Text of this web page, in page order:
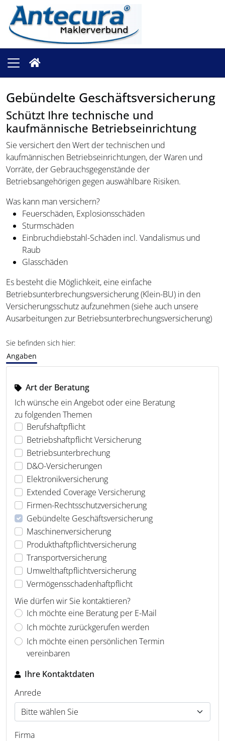
Gebündelte Geschäftsversicherung
Schützt Ihre technische und
kaufmännische Betriebseinrichtung
Sie versichert den Wert der technischen und
kaufmännischen Betriebseinrichtungen, der Waren und
Vorräte, der Gebrauchsgegenstände der
Betriebsangehörigen gegen auswählbare Risiken.
Was kann man versichern?
Feuerschäden, Explosionsschäden
Sturmschäden
Einbruchdiebstahl-Schäden incl. Vandalismus und
Raub
Glasschäden
Es besteht die Möglichkeit, eine einfache
Betriebsunterbrechungsversicherung (Klein-BU) in den
Versicherungsschutz aufzunehmen (siehe auch unsere
Ausarbeitungen zur Betriebsunterbrechungsversicherung)
Sie befinden sich hier:
Angaben
Art der Beratung
Ich wünsche ein Angebot oder eine Beratung
zu folgenden Themen
Berufshaftpflicht
Betriebshaftpflicht Versicherung
Betriebsunterbrechung
D&O-Versicherungen
Elektronikversicherung
Extended Coverage Versicherung
Firmen-Rechtsschutzversicherung
Gebündelte Geschäftsversicherung
Maschinenversicherung
Produkthaftpflichtversicherung
Transportversicherung
Umwelthaftpflichtversicherung
Vermögensschadenhaftpflicht
Wie dürfen wir Sie kontaktieren?
Ich möchte eine Beratung per E-Mail
Ich möchte zurückgerufen werden
Ich möchte einen persönlichen Termin
vereinbaren
Ihre Kontaktdaten
Anrede
Firma